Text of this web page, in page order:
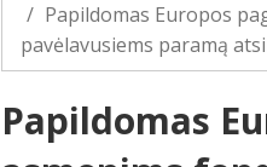
Papildomas Europos
pavėlavusiems paramą
Papildomas